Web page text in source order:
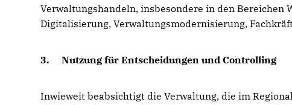
Verwaltungshandeln, insbesondere in den Bereichen
Digitalisierung, Verwaltungsmodernisierung,
3.Nutzung für Entscheidungen und Controlling
Inwieweit beabsichtigt die Verwaltung, die im